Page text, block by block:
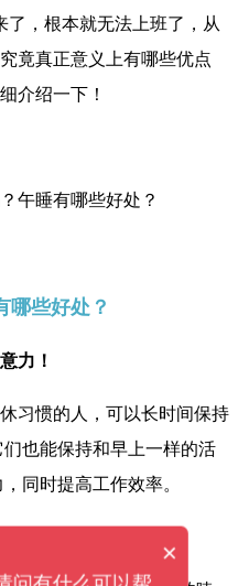
了，根本就无法上班了，从
竟真正意义上有哪些优点
介绍一下！
哪些好处？
力！
习惯的人，可以长时间保持
也能保持和早上一样的活
同时提高工作效率。
×